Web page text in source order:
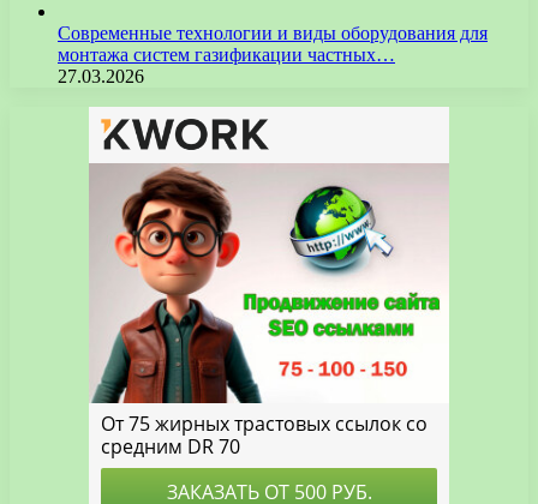
Современные технологии и виды оборудования для
монтажа систем газификации частных…
27.03.2026